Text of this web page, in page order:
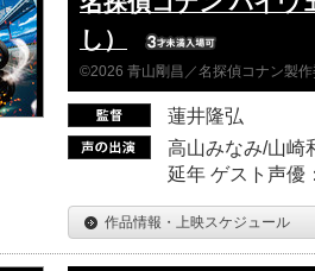
し）
©2026 青山剛昌／名探偵コナン製
蓮井隆弘
高山みなみ/山崎
延年 ゲスト声優
作品情報・上映スケジュール